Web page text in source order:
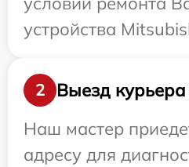
устройства
2
Выезд
Наш мастер
адресу для